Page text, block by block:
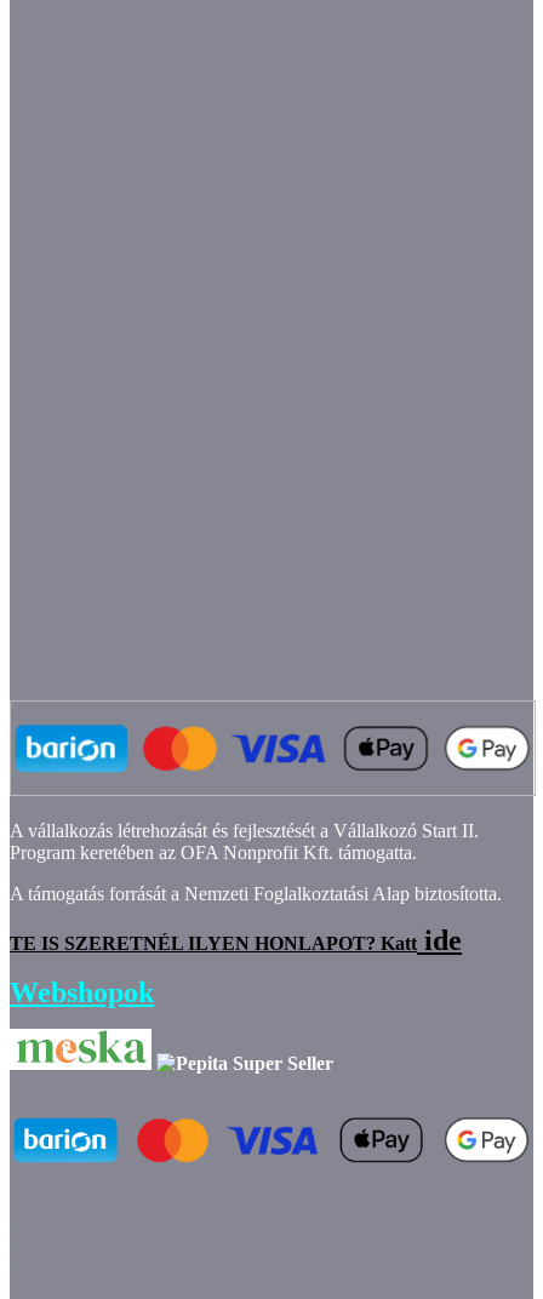
A vállalkozás létrehozását és fejlesztését a Vállalkozó Start II.
Program keretében az OFA Nonprofit Kft. támogatta.
A támogatás forrását a Nemzeti Foglalkoztatási Alap biztosította.
TE IS SZERETNÉL ILYEN HONLAPOT? Katt ide
Webshopok